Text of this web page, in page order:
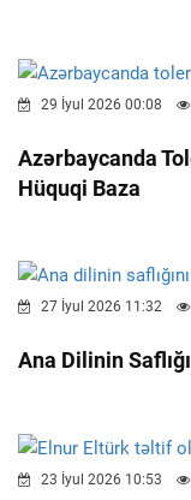
29 İyul 2026 00:08
Azərbaycanda
Hüquqi Baza
27 İyul 2026 11:32
Ana Dilinin
23 İyul 2026 10:53